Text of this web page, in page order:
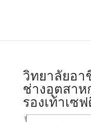
วิทยาลัยอา
ช่างอุตสาห
รองเท้าเซ